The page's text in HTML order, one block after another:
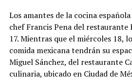
Los amantes de la cocina
chef Francis Pena del restaurante
17. Mientras que el miércoles 18,
comida mexicana tendrán su
Miguel Sánchez, del restaurante
culinaria, ubicado en Ciudad de